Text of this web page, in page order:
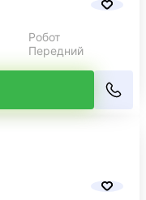
Робот
Передний